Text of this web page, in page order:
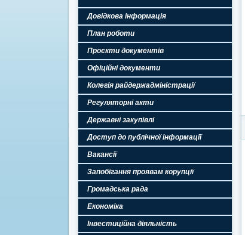
Довідкова інформація
План роботи
Проєкти документів
Офіційні документи
Колегія райдержадміністрації
Регуляторні акти
Державні закупівлі
Доступ до публічної інформації
Вакансії
Запобігання проявам корупції
Громадська рада
Економіка
Інвестиційна діяльність